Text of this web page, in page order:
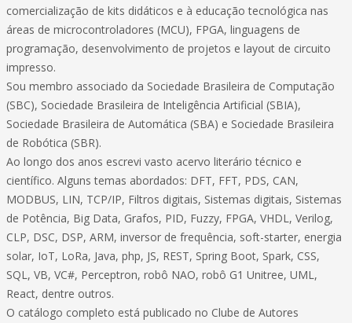
comercialização de kits didáticos e à educação tecnológica nas
áreas de microcontroladores (MCU), FPGA, linguagens de
programação, desenvolvimento de projetos e layout de circuito
impresso.
Sou membro associado da Sociedade Brasileira de Computação
(SBC), Sociedade Brasileira de Inteligência Artificial (SBIA),
Sociedade Brasileira de Automática (SBA) e Sociedade Brasileira
de Robótica (SBR).
Ao longo dos anos escrevi vasto acervo literário técnico e
científico. Alguns temas abordados: DFT, FFT, PDS, CAN,
MODBUS, LIN, TCP/IP, Filtros digitais, Sistemas digitais, Sistemas
de Potência, Big Data, Grafos, PID, Fuzzy, FPGA, VHDL, Verilog,
CLP, DSC, DSP, ARM, inversor de frequência, soft-starter, energia
solar, IoT, LoRa, Java, php, JS, REST, Spring Boot, Spark, CSS,
SQL, VB, VC#, Perceptron, robô NAO, robô G1 Unitree, UML,
React, dentre outros.
O catálogo completo está publicado no Clube de Autores